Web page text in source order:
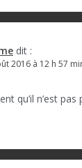
dit :
2016 à 12 h 57
qu’il n’est